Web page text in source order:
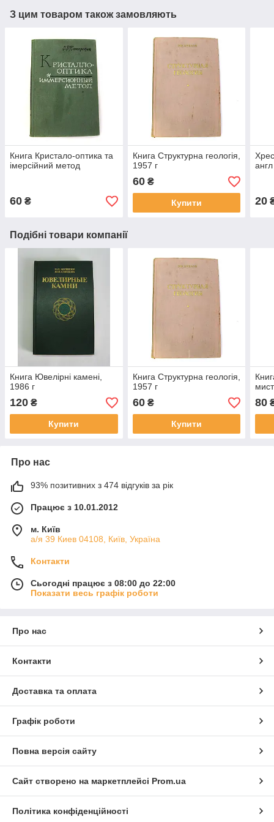
З цим товаром також замовляють
Книга Кристало-оптика та
імерсійний метод
60 ₴
Книга Структурна геологія,
1957 г
60₴
Купити 20
Подібні товари компанії
Книга Ювелірні камені,
1986 г
120 ₴
Купити
Книга Структурна геологія,
1957 г
60₴
Купити
80
Про нас
93% позитивних з 474 відгуків за рік
Працює з 10.01.2012
м. Київ
а/я 39 Киев 04108, Київ, Україна
Контакти
Сьогодні працює з 08:00 до 22:00
Показати весь графік роботи
Про нас
Контакти
Доставка та оплата
Графік роботи
Повна версія сайту
Сайт створено на маркетплейсі Prom.ua
Політика конфіденційності